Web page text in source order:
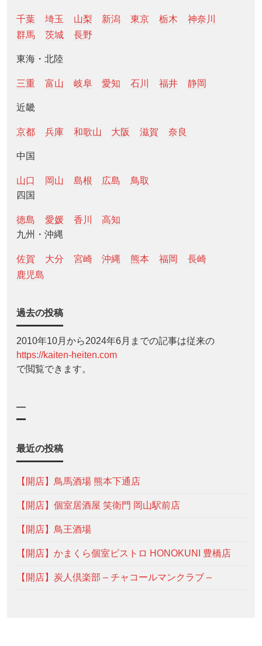
千葉 埼玉 山梨 新潟 東京 栃木
神奈川
群馬
茨城 長野
東海・北陸
三重 富山 岐阜 愛知 石川 福井 静岡
近畿
京都 兵庫 和歌山 大阪 滋賀 奈良
中国
山口 岡山 島根 広島
鳥取
四国
徳島 愛媛 香川
高知
九州・沖縄
佐賀 大分 宮崎 沖縄 熊本 福岡
長崎
鹿児島
過去の投稿
2010年10月から2024年6月までの記事は従来の
https://kaiten-heiten.com
で閲覧できます。
—
最近の投稿
【開店】鳥馬酒場 熊本下通店
【開店】個室居酒屋 笑衛門 岡山駅前店
【開店】鳥王酒場
【開店】かまくら個室ビストロ HONOKUNI 豊橋店
【開店】炭人倶楽部 – チャコールマンクラブ –